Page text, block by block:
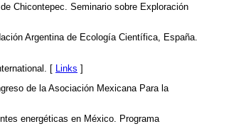
Chicontepec. Seminario sobre Exploración
Argentina de Ecología Científica, España.
[ Links ]
de la Asociación Mexicana Para la
energéticas en México. Programa